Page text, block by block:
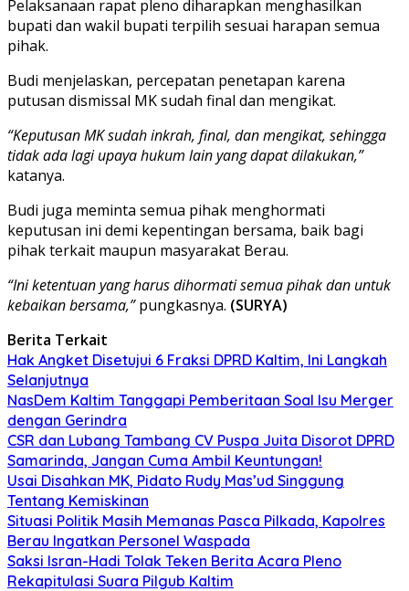
Pelaksanaan rapat pleno diharapkan menghasilkan
bupati dan wakil bupati terpilih sesuai harapan semua
pihak.
Budi menjelaskan, percepatan penetapan karena
putusan dismissal MK sudah final dan mengikat.
“Keputusan MK sudah inkrah, final, dan mengikat, sehingga
tidak ada lagi upaya hukum lain yang dapat dilakukan,”
katanya.
Budi juga meminta semua pihak menghormati
keputusan ini demi kepentingan bersama, baik bagi
pihak terkait maupun masyarakat Berau.
“Ini ketentuan yang harus dihormati semua pihak dan untuk
kebaikan bersama,”pungkasnya. (SURYA)
Berita Terkait
Hak Angket Disetujui 6 Fraksi DPRD Kaltim, Ini Langkah
Selanjutnya
NasDem Kaltim Tanggapi Pemberitaan Soal Isu Merger
dengan Gerindra
CSR dan Lubang Tambang CV Puspa Juita Disorot DPRD
Samarinda, Jangan Cuma Ambil Keuntungan!
Usai Disahkan MK, Pidato Rudy Mas’ud Singgung
Tentang Kemiskinan
Situasi Politik Masih Memanas Pasca Pilkada, Kapolres
Berau Ingatkan Personel Waspada
Saksi Isran-Hadi Tolak Teken Berita Acara Pleno
Rekapitulasi Suara Pilgub Kaltim